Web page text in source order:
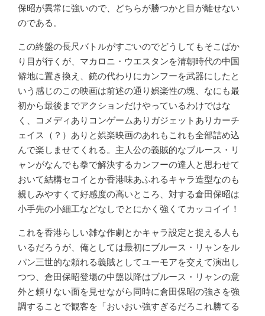
保昭が異常に強いので、どちらが勝つかと目が離せない
のである。
この終盤の長尺バトルがすごいのでどうしてもそこばか
り目が行くが、マカロニ・ウエスタンを清朝時代の中国
僻地に置き換え、銃の代わりにカンフーを武器にしたと
いう感じのこの映画は前述の通り娯楽性の塊、なにも最
初から最後までアクションだけやっているわけではな
く、コメディありコンゲームありガジェットありカーチ
ェイス（？）ありと娯楽映画のあれもこれも全部詰め込
んで楽しませてくれる。主人公の義賊的なブルース・リ
ャンがなんでも拳で解決するカンフーの達人と思わせて
おいて結構セコイとか香港味あふれるキャラ造型なのも
親しみやすくて好感度の高いところ、対する倉田保昭は
小手先の小細工などなしでとにかく強くてカッコイイ！
これを香港らしい雑な作劇とかキャラ設定と捉える人も
いるだろうが、俺としては最初にブルース・リャンをル
パン三世的な頼れる義賊としてユーモアを交えて演出し
つつ、倉田保昭登場の中盤以降はブルース・リャンの意
外と頼りない面を見せながら同時に倉田保昭の強さを強
調することで観客を「おいおい強すぎるだろこれ勝てる